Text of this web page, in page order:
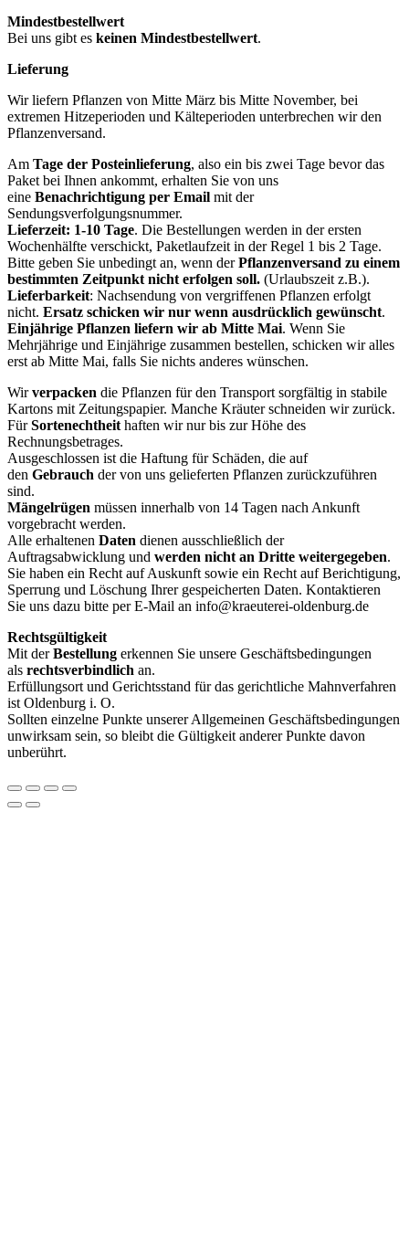
Mindestbestellwert
Bei uns gibt es keinen Mindestbestellwert.
Lieferung
Wir liefern Pflanzen von Mitte März bis Mitte November, bei
extremen Hitzeperioden und Kälteperioden unterbrechen wir den
Pflanzenversand.
Am Tage der Posteinlieferung, also ein bis zwei Tage bevor das
Paket bei Ihnen ankommt, erhalten Sie von uns
eine Benachrichtigung per Email mit der
Sendungsverfolgungsnummer.
Lieferzeit: 1-10 Tage. Die Bestellungen werden in der ersten
Wochenhälfte verschickt, Paketlaufzeit in der Regel 1 bis 2 Tage.
Bitte geben Sie unbedingt an, wenn derPflanzenversand zu einem
bestimmten Zeitpunkt nicht erfolgen soll. (Urlaubszeit z.B.).
Lieferbarkeit: Nachsendung von vergriffenen Pflanzen erfolgt
nicht. Ersatz schicken wir nur wenn ausdrücklich gewünscht.
Einjährige Pflanzen liefern wir ab Mitte Mai. Wenn Sie
Mehrjährige und Einjährige zusammen bestellen, schicken wir alles
erst ab Mitte Mai, falls Sie nichts anderes wünschen.
Wirverpacken die Pflanzen für den Transport sorgfältig in stabile
Kartons mit Zeitungspapier. Manche Kräuter schneiden wir zurück.
FürSortenechtheit haften wir nur bis zur Höhe des
Rechnungsbetrages.
Ausgeschlossen ist die Haftung für Schäden, die auf
den Gebrauch der von uns gelieferten Pflanzen zurückzuführen
sind.
Mängelrügen müssen innerhalb von 14 Tagen nach Ankunft
vorgebracht werden.
Alle erhaltenen Daten dienen ausschließlich der
Auftragsabwicklung und werden nicht an Dritte weitergegeben.
Sie haben ein Recht auf Auskunft sowie ein Recht auf Berichtigung,
Sperrung und Löschung Ihrer gespeicherten Daten. Kontaktieren
Sie uns dazu bitte per E-Mail an info@kraeuterei-oldenburg.de
Rechtsgültigkeit
Mit derBestellung erkennen Sie unsere Geschäftsbedingungen
als rechtsverbindlich an.
Erfüllungsort und Gerichtsstand für das gerichtliche Mahnverfahren
ist Oldenburg i. O.
Sollten einzelne Punkte unserer Allgemeinen Geschäftsbedingungen
unwirksam sein, so bleibt die Gültigkeit anderer Punkte davon
unberührt.